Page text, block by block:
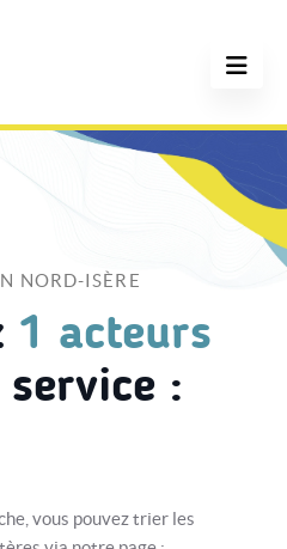
NORD-ISÈRE
1 acteurs
:
vous pouvez trier les